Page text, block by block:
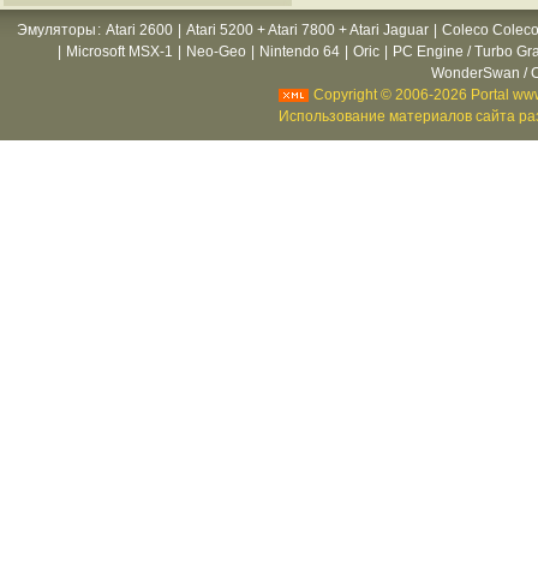
Эмуляторы : Atari 2600 Atari 5200 + Atari 7800 + Atari Jaguar
Coleco
Microsoft MSX-1 Neo-Geo Nintendo 64 Oric
PC Engine / Turbo
WonderSwan /
Copyright © 2006-2026 Portal
Использование материалов сайта